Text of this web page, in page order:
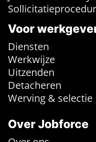
Voor
Diensten
Werkwijze
Uitzenden
Detacheren
Werving & selectie
Over Jobforce